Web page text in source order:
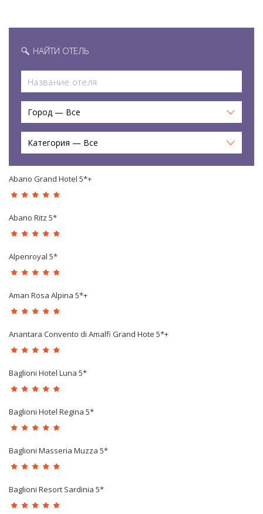
НАЙТИ ОТЕЛЬ
Город — Все
Категория — Все
Abano Grand Hotel 5*+
Abano Ritz 5*
Alpenroyal 5*
Aman Rosa Alpina 5*+
Anantara Convento di Amalfi Grand Hote 5*+
Baglioni Hotel Luna 5*
Baglioni Hotel Regina 5*
Baglioni Masseria Muzza 5*
Baglioni Resort Sardinia 5*